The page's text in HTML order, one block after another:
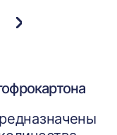
Следующая